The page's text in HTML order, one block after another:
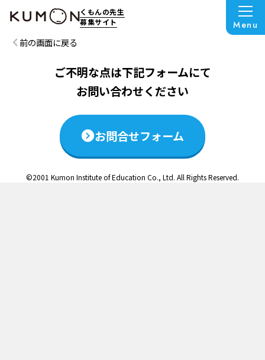
くもんの先生
募集サイト
Menu
この説明会は終了いたしました
前の画面に戻る
ご不明な点は下記フォームにて
お問い合わせください
お問合せフォーム
©2001 Kumon Institute of Education Co., Ltd. All Rights Reserved.